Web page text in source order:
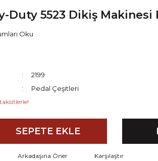
Duty 5523 Dikiş Makinesi
Oku
2199
Pedal Çeşitleri
SEPETE EKLE
Arkadaşına Öner Karşılaştır